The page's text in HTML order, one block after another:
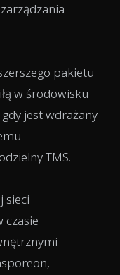
pakietu
w środowisku
jest wdrażany
TMS.
sieci
czasie